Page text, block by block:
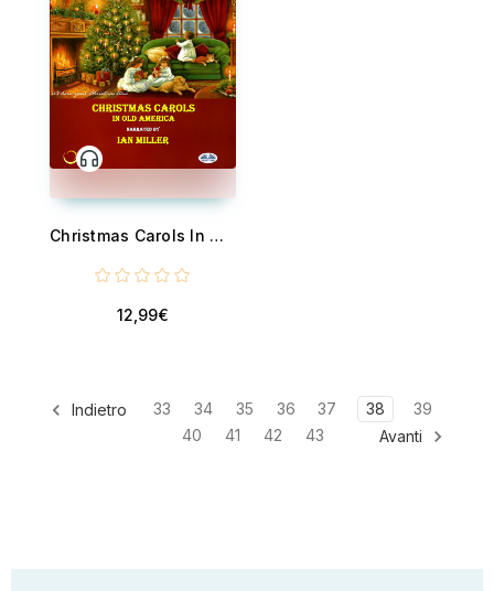
Christmas Carols In Old America
12,99€
Indietro 33 34 35 36 37 38
39
40
41 42 43 Avanti